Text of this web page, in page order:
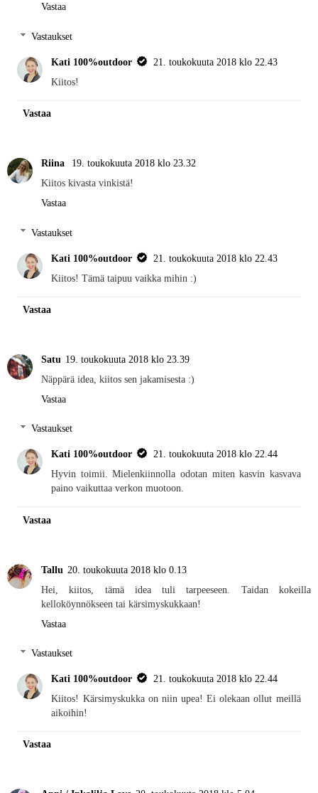
Vastaa
Vastaukset
Kati 100%outdoor
21. toukokuuta 2018 klo 22.43
Kiitos!
Vastaa
Riina
19. toukokuuta 2018 klo 23.32
Kiitos kivasta vinkistä!
Vastaa
Vastaukset
Kati 100%outdoor
21. toukokuuta 2018 klo 22.43
Kiitos! Tämä taipuu vaikka mihin :)
Vastaa
Satu 19. toukokuuta 2018 klo 23.39
Näppärä idea, kiitos sen jakamisesta :)
Vastaa
Vastaukset
Kati 100%outdoor
21. toukokuuta 2018 klo 22.44
Hyvin toimii. Mielenkiinnolla odotan miten kasvin kasvava
paino vaikuttaa verkon muotoon.
Vastaa
Tallu 20. toukokuuta 2018 klo 0.13
Hei, kiitos, tämä idea tuli tarpeeseen. Taidan kokeilla
kelloköynnökseen tai kärsimyskukkaan!
Vastaa
Vastaukset
Kati 100%outdoor
21. toukokuuta 2018 klo 22.44
Kiitos! Kärsimyskukka on niin upea! Ei olekaan ollut meillä
aikoihin!
Vastaa